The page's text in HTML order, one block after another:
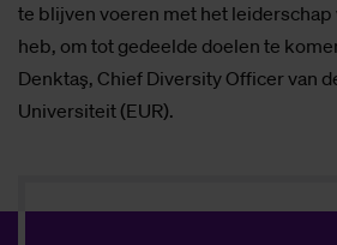
te blijven voeren met het leiderschap
heb, om tot gedeelde doelen te
Denktaş, Chief Diversity Officer van
Universiteit (EUR).